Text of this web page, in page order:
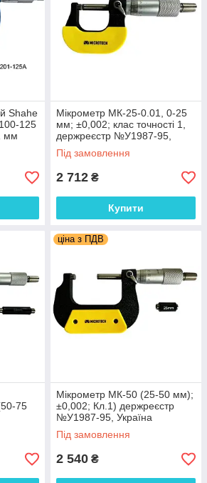
Shahe
125
мм
Мікрометр МК-25-0.01, 0-25
мм; ±0,002; клас точності 1,
держреєстр №У1987-95,
Україна
Під замовлення
2 712 ₴
Купити
75
ціна з ПДВ
Мікрометр МК-50 (25-50 мм);
±0,002; Кл.1) держреєстр
№У1987-95, Україна
МІКРОТЕХ (Україна)
Під замовлення
2 540 ₴